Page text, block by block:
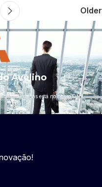
Older
Avelino
de criar coisas está no nosso DNA.``